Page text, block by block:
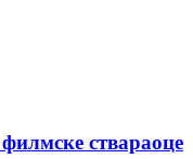
ствараоце